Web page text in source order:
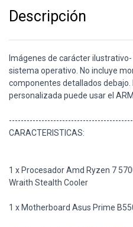
Descripción
Imágenes de carácter
sistema operativo. No incluye
componentes detallados
personalizada puede usar el
CARACTERISTICAS:
1 x Procesador Amd Ryzen 7
Wraith Stealth Cooler
1 x Motherboard Asus Prime